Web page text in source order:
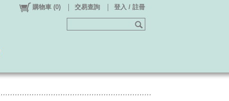
購物車 (0) 交易查詢 登入 / 註冊